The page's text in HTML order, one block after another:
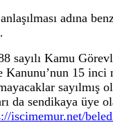
adına
sayılı Kamu
Kanunu’nun 15 inci
sayılmış
da sendikaya üye
iscimemur.net/